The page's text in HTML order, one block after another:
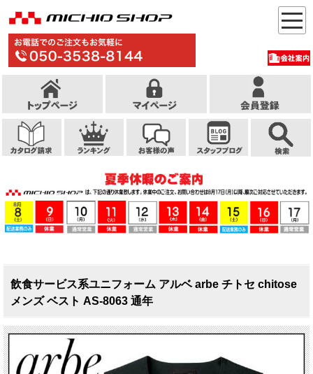
飲食サービス系ユニフォーム アルベ arbe チトセ chitose
メンズ ベスト AS-8063 通年